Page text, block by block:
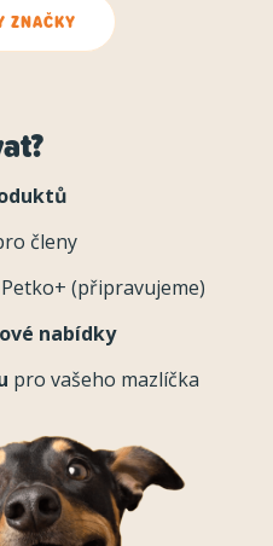
ZNAČKY
členy
(připravujeme)
nabídky
pro vašeho mazlíčka